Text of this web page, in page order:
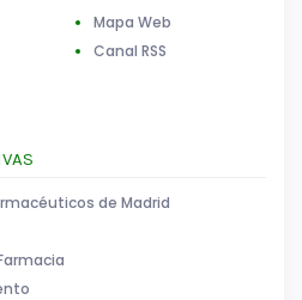
Mapa Web
Canal RSS
de Madrid